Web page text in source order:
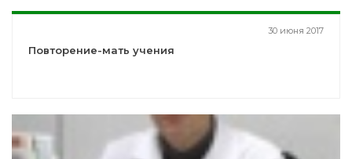
30 июня 2017
Повторение-мать учения